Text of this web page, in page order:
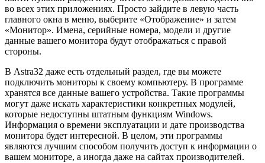
во всех этих приложениях. Просто зайдите в левую часть
главного окна в меню, выберите «Отображение» и затем
«Монитор». Имена, серийные номера, модели и другие
данные вашего монитора будут отображаться с правой
стороны.
В Astra32 даже есть отдельный раздел, где вы можете
подключить мониторы к своему компьютеру. В программе
хранятся все данные вашего устройства. Такие программы
могут даже искать характеристики конкретных модулей,
которые недоступны штатным функциям Windows.
Информация о времени эксплуатации и дате производства
монитора будет интересной. В целом, эти программы
являются лучшим способом получить доступ к информации о
вашем мониторе, а иногда даже на сайтах производителей.